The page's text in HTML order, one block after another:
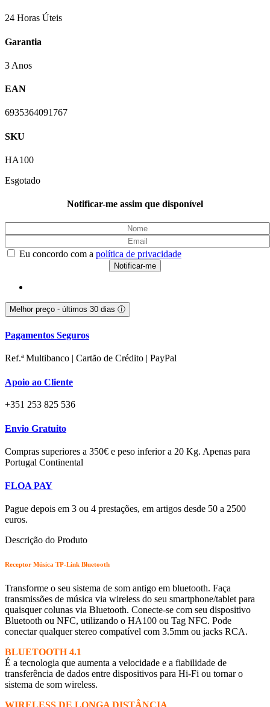
24 Horas Úteis
Garantia
3 Anos
EAN
6935364091767
SKU
HA100
Esgotado
Notificar-me assim que disponível
Eu concordo com a política de privacidade
Melhor preço - últimos 30 dias ⓘ
Pagamentos Seguros
Ref.ª Multibanco | Cartão de Crédito | PayPal
Apoio ao Cliente
+351 253 825 536
Envio Gratuito
Compras superiores a 350€ e peso inferior a 20 Kg. Apenas para
Portugal Continental
FLOA PAY
Pague depois em 3 ou 4 prestações, em artigos desde 50 a 2500
euros.
Descrição do Produto
Receptor Música TP-Link Bluetooth
Transforme o seu sistema de som antigo em bluetooth. Faça
transmissões de música via wireless do seu smartphone/tablet para
quaisquer colunas via Bluetooth. Conecte-se com seu dispositivo
Bluetooth ou NFC, utilizando o HA100 ou Tag NFC. Pode
conectar qualquer stereo compatível com 3.5mm ou jacks RCA.
BLUETOOTH 4.1
É a tecnologia que aumenta a velocidade e a fiabilidade de
transferência de dados entre dispositivos para Hi-Fi ou tornar o
sistema de som wireless.